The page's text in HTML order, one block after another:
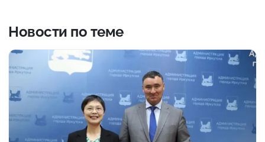
Новости по теме